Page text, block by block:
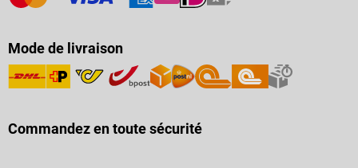
Mode de livraison
Commandez en toute sécurité